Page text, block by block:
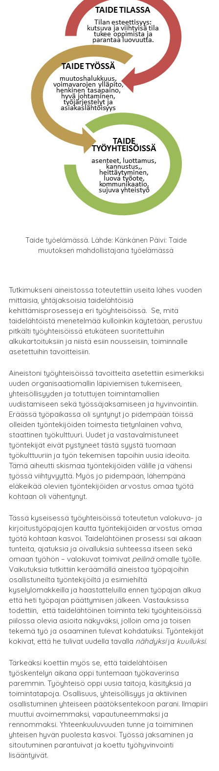
Taide työelämässä. Lähde: Känkänen Päivi: Taide
muutoksen mahdollistajana työelämässä
Tutkimukseni aineistossa toteutettiin useita lähes vuoden
mittaisia, yhtäjaksoisia taidelähtöisiä
kehittämisprosesseja eri työyhteisöissä. Se, mitä
taidelähtöistä menetelmää kulloinkin käytetään, perustuu
pitkälti työyhteisöissä etukäteen suoritettuihin
alkukartoituksiin ja niistä esiin nousseisiin, toiminnalle
asetettuihin tavoitteisiin.
Aineistoni työyhteisöissä tavoitteita asetettiin esimerkiksi
uuden organisaatiomallin läpiviemisen tukemiseen,
yhteisöllisyyden ja totuttujen toimintamallien
uudistamiseen sekä työssäjaksamiseen ja hyvinvointiin.
Eräässä työpaikassa oli syntynyt jo pidempään töissä
olleiden työntekijöiden toimesta tietynlainen vahva,
staattinen työkulttuuri. Uudet ja vastavalmistuneet
työntekijät eivät pystyneet tästä syystä tuomaan
työkulttuuriin ja työn tekemisen tapoihin uusia ideoita.
Tämä aiheutti skismaa työntekijöiden välille ja vähensi
työssä viihtyvyyttä. Myös jo pidempään, lähempänä
eläkeikää olevien työntekijöiden arvostus omaa työtä
kohtaan oli vähentynyt.
Tässä kyseisessä työyhteisöissä toteutetun valokuva- ja
kirjoitustyöpajojen kautta työntekijöiden arvostus omaa
työtä kohtaan kasvoi. Taidelähtöinen prosessi sai aikaan
tunteita, ajatuksia ja oivalluksia suhteessa itseen sekä
omaan työhön – valokuvat toimivat peilinäomalle työlle.
Vaikutuksia tutkittiin keräämällä aineistoa työpajoihin
osallistuneilta työntekijöiltä ja esimiehiltä
kyselylomakkeilla ja haastatteluilla ennen työpajan alkua
että heti työpajan päättymisen jälkeen. Vastauksissa
todettiin, että taidelähtöinen toiminta teki työyhteisöissä
piilossa olevia asioita näkyväksi, jolloin oma ja toisen
tekemä työ ja osaaminen tulevat kohdatuiksi. Työntekijät
kokivat, että he tulivat uudella tavalla nähdyksija kuulluksi.
Tärkeäksi koettiin myös se, että taidelähtöisen
työskentelyn aikana oppi tuntemaan työkaverinsa
paremmin. Työyhteisö oppi uusia taitoja, käsityksiä ja
toimintatapoja. Osallisuus, yhteisöllisyys ja aktiivinen
osallistuminen yhteiseen päätöksentekoon parani. Ilmapiiri
muuttui avoimemmaksi, vapautuneemmaksi ja
rennommaksi. Yhteenkuuluvuuden tunne ja toimiminen
yhteisen hyvän puolesta kasvoi. Työssä jaksaminen ja
sitoutuminen parantuivat ja koettu työhyvinvointi
lisääntyivät.